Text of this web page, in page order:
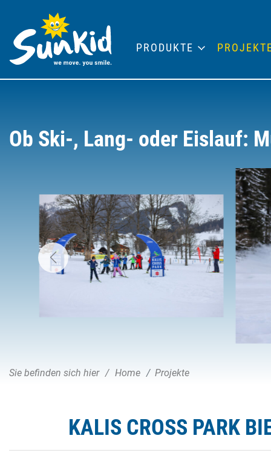
Ob Ski-, Lang- oder Eislauf:
Sie befinden sich hier Home Projekte
KALIS CROSS PARK
PRODUKTE